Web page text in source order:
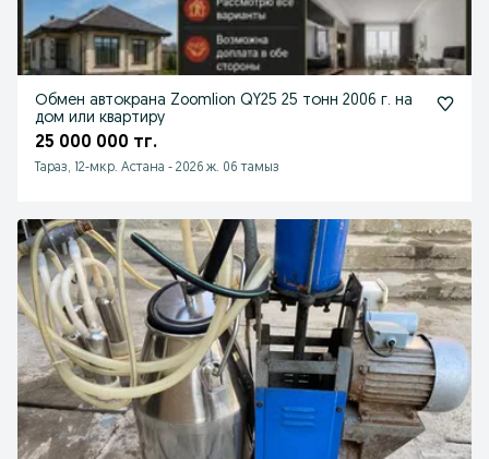
Обмен автокрана Zoomlion QY25 25 тонн 2006 г. на
дом или квартиру
25 000 000 тг.
Тараз, 12-мкр. Астана - 2026 ж. 06 тамыз